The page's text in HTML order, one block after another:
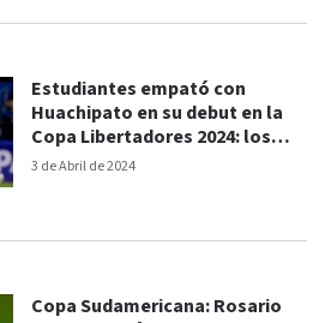
3 de Abril de 2024
Estudiantes empató con
Huachipato en su debut en la
Copa Libertadores 2024: los
goles
Copa Sudamericana: Rosario